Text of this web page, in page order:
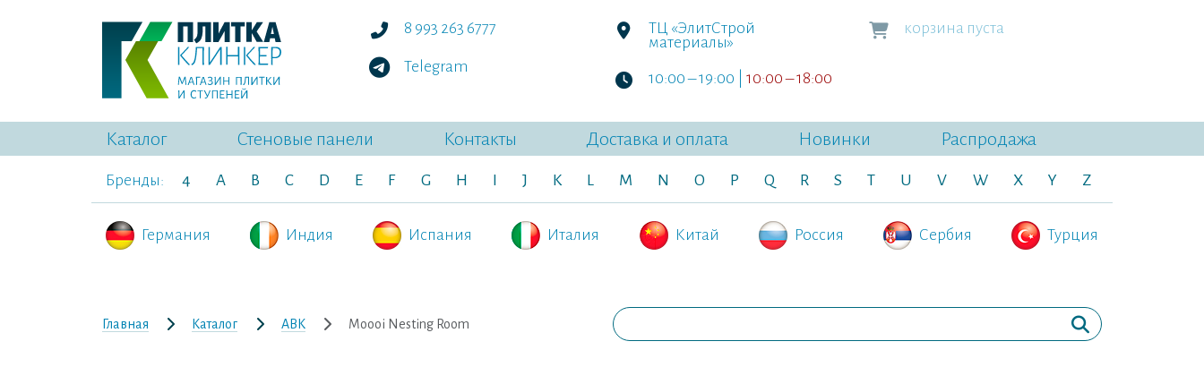
8 993 263 6777
Telegram
ТЦ «ЭлитСтрой
материалы»
10:00 – 19:00 | 10:00 – 18:00
корзина пуста
Каталог Стеновые панели Контакты Доставка и оплата Новинки Распродажа
Бренды: 4 A B C D E F G H J K L M N O P Q R S T U V W X Y Z
Германия Индия Испания Италия Китай Россия Сербия Турция
Главная Каталог ABK Moooi Nesting Room